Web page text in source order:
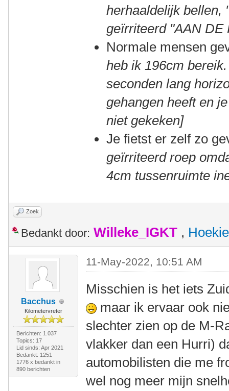
herhaaldelijk bellen,
geïrriteerd "AAN DE
Normale mensen
heb ik 196cm
seconden lang
gehangen heeft en
niet gekeken]
Je fietst er zelf zo
geïrriteerd roep
4cm tussenruimte
Zoek
Bedankt door: Willeke_IGKT , Hoekie
Bacchus
Kilometervreter
Berichten: 1.037
Topics: 17
Lid sinds: Apr 2021
Bedankt: 1251
1776 x bedankt in
890 berichten
11-May-2022, 10:51 AM
Misschien is het iets
maar ik ervaar ook
slechter zien op de M-
vlakker dan een Hurri)
automobilisten die me
wel nog meer mijn